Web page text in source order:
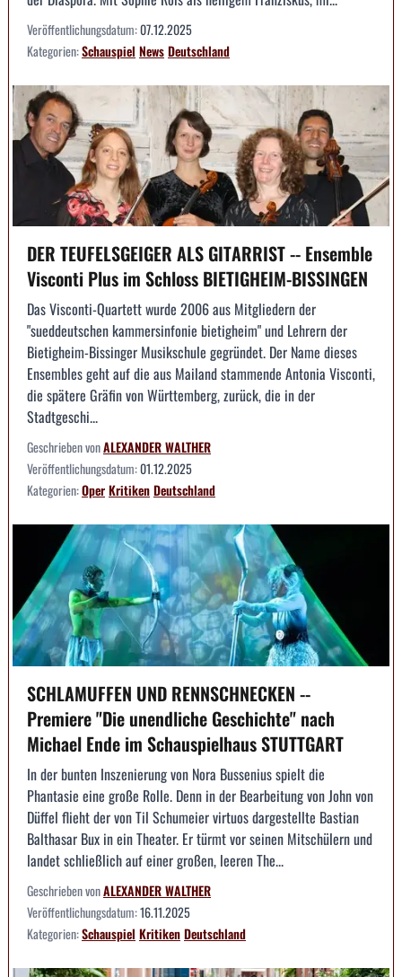
Veröffentlichungsdatum:07.12.2025
Kategorien:Schauspiel NewsDeutschland
DER TEUFELSGEIGER ALS GITARRIST -- Ensemble
Visconti Plus im Schloss BIETIGHEIM-BISSINGEN
Das Visconti-Quartett wurde 2006 aus Mitgliedern der
"sueddeutschen kammersinfonie bietigheim" und Lehrern der
Bietigheim-Bissinger Musikschule gegründet. Der Name dieses
Ensembles geht auf die aus Mailand stammende Antonia Visconti,
die spätere Gräfin von Württemberg, zurück, die in der
Stadtgeschi...
Geschrieben vonALEXANDER WALTHER
Veröffentlichungsdatum:01.12.2025
Kategorien:OperKritikenDeutschland
SCHLAMUFFEN UND RENNSCHNECKEN --
Premiere "Die unendliche Geschichte" nach
Michael Ende im Schauspielhaus STUTTGART
In der bunten Inszenierung von Nora Bussenius spielt die
Phantasie eine große Rolle. Denn in der Bearbeitung von John von
Düffel flieht der von Til Schumeier virtuos dargestellte Bastian
Balthasar Bux in ein Theater. Er türmt vor seinen Mitschülern und
landet schließlich auf einer großen, leeren The...
Geschrieben vonALEXANDER WALTHER
Veröffentlichungsdatum:16.11.2025
Kategorien:Schauspiel KritikenDeutschland